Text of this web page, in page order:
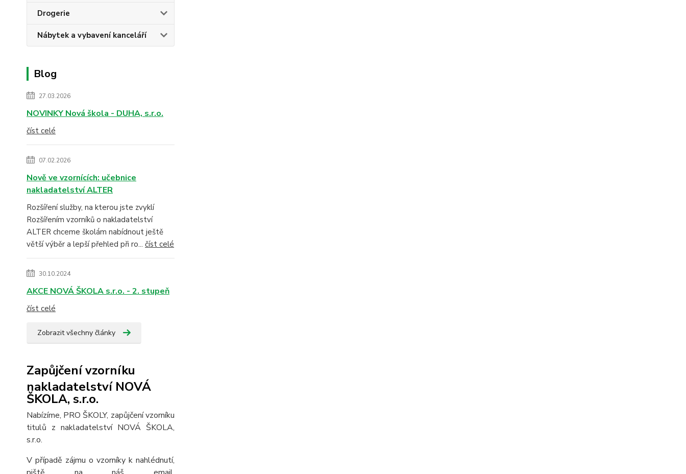
Drogerie
Nábytek a vybavení kanceláří
Blog
27.03.2026
NOVINKY Nová škola - DUHA, s.r.o.
číst celé
07.02.2026
Nově ve vzornících: učebnice
nakladatelství ALTER
Rozšíření služby, na kterou jste zvyklí
Rozšířením vzorníků o nakladatelství
ALTER chceme školám nabídnout ještě
větší výběr a lepší přehled při ro... číst celé
30.10.2024
AKCE NOVÁ ŠKOLA s.r.o. - 2. stupeň
číst celé
Zobrazit všechny články
Zapůjčení vzorníku
nakladatelství NOVÁ
ŠKOLA, s.r.o.
Nabízíme, PRO ŠKOLY, zapůjčení vzorníku
titulů z nakladatelství NOVÁ ŠKOLA,
s.r.o.
V případě zájmu o vzorníky k nahlédnutí,